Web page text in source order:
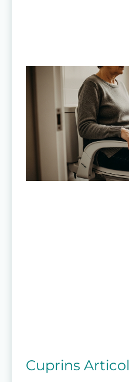
Cuprins Articol